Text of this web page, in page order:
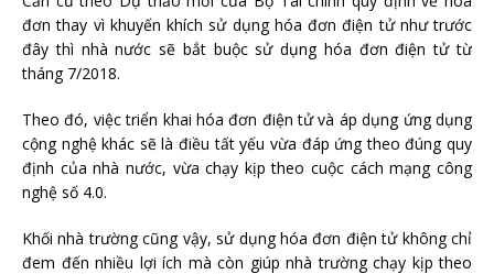
đơn thay vì khuyến khích sử dụng hóa đơn điện tử như trước
đây thì nhà nước sẽ bắt buộc sử dụng hóa đơn điện tử từ
tháng 7/2018.
Theo đó, việc triển khai hóa đơn điện tử và áp dụng ứng dụng
cộng nghệ khác sẽ là điều tất yếu vừa đáp ứng theo đúng quy
định của nhà nước, vừa chạy kịp theo cuộc cách mạng công
nghệ số 4.0.
Khối nhà trường cũng vậy, sử dụng hóa đơn điện tử không chỉ
đem đến nhiều lợi ích mà còn giúp nhà trường chạy kịp theo